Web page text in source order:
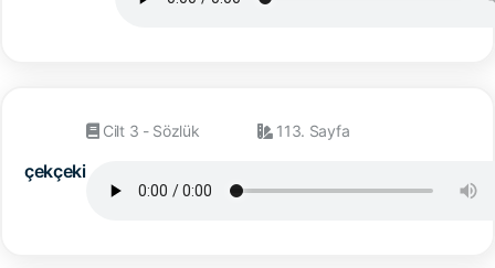
çekçeki
Cilt 3 - Sözlük 113. Sayfa